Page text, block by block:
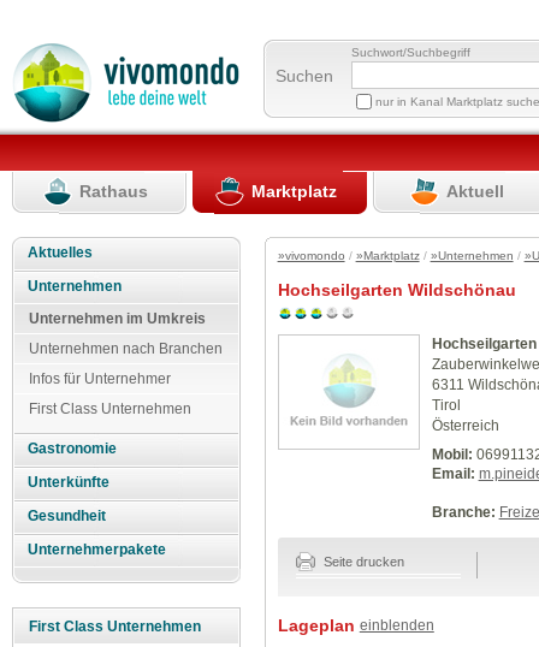
Suchen
Suchwort/Suchbegriff
nur in Kanal Marktplatz
Rathaus Marktplatz Aktuell
Aktuelles
Unternehmen
Unternehmen im Umkreis
Unternehmen nach Branchen
Infos für Unternehmer
First Class Unternehmen
Gastronomie
Unterkünfte
Gesundheit
Unternehmerpakete
First Class Unternehmen
»vivomondo / »Marktplatz/ »Unternehmen /
Hochseilgarten Wildschönau
6311
Tirol
Österreich
Mobil:
Email:
Branche:
Seite drucken
Lageplan einblenden